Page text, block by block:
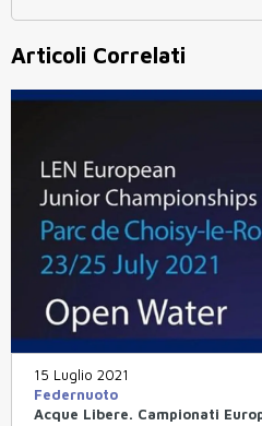
Articoli Correlati
15 Luglio 2021
Federnuoto
Acque Libere. Campionati